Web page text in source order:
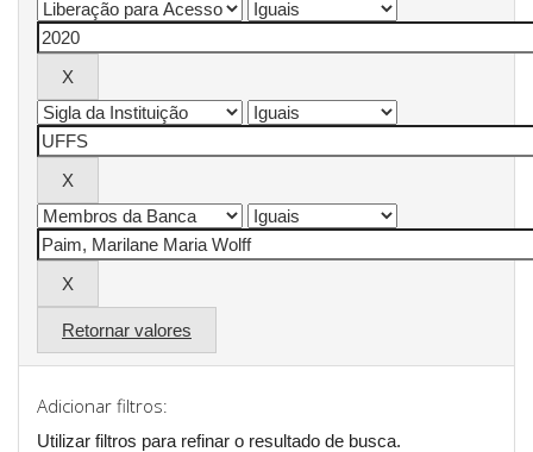
Retornar valores
Adicionar filtros:
Utilizar filtros para refinar o resultado de busca.